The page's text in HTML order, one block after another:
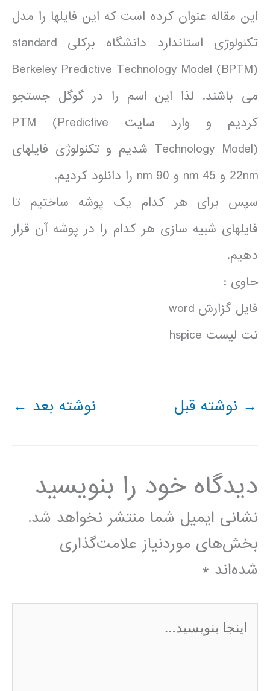
این مقاله عنوان کرده است که این فایلها را مدل
تکنولوژی استاندارد دانشگاه برکلی standard
Berkeley Predictive Technology Model (BPTM)
می باشند. لذا این اسم را در گوگل جستجو
کردیم و وارد سایت PTM (Predictive
Technology Model) شدیم و تکنولوژی فایلهای
22nm و 45 nm و 90 nm را دانلود کردیم.
سپس برای هر کدام یک پوشه ساختیم تا
فایلهای شبیه سازی هر کدام را در پوشه آن قرار
دهیم.
حاوی :
فایل گزارش word
نت لیست hspice
→ نوشته قبل نوشته بعد ←
دیدگاه‌ خود را بنویسید
نشانی ایمیل شما منتشر نخواهد شد.
بخش‌های موردنیاز علامت‌گذاری
شده‌اند *
اینجا
بنویسید…